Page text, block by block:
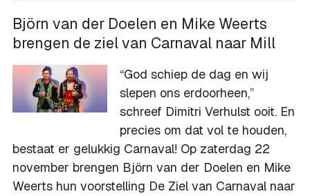
Björn van der Doelen en Mike Weerts
brengen de ziel van Carnaval naar Mill
“God schiep de dag en wij
slepen ons erdoorheen,”
schreef Dimitri Verhulst ooit. En
precies om dat vol te houden,
bestaat er gelukkig Carnaval! Op zaterdag 22
november brengen Björn van der Doelen en Mike
Weerts hun voorstelling De Ziel van Carnaval naar